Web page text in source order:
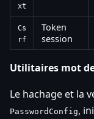
xt
Cs
rf
Token
session
Utilitaires mot
Le hachage et la
PasswordConfig,